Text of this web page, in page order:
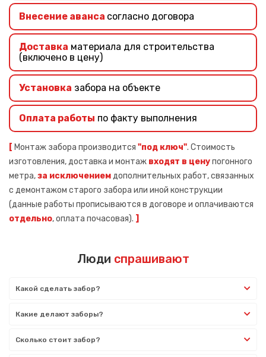
Внесение аванса согласно договора
Доставка материала для строительства
(включено в цену)
Установка забора на объекте
Оплата работы по факту выполнения
[ Монтаж забора производится "под ключ". Стоимость
изготовления, доставка и монтаж входят в ценупогонного
метра,за исключениемдополнительных работ, связанных
с демонтажом старого забора или иной конструкции
(данные работы прописываются в договоре и оплачиваются
отдельно, оплата почасовая). ]
Люди спрашивают
Какой сделать забор?
Какие делают заборы?
Сколько стоит забор?